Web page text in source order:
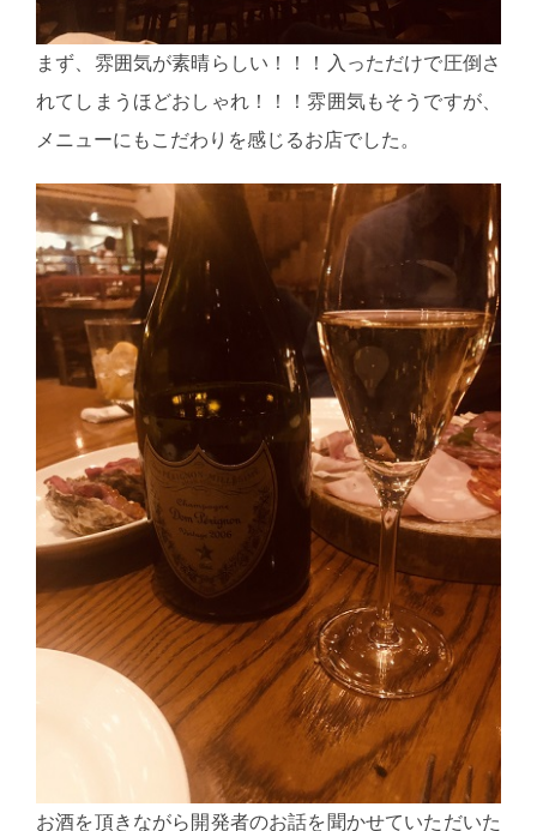
まず、雰囲気が素晴らしい！！！入っただけで圧倒さ
れてしまうほどおしゃれ！！！雰囲気もそうですが、
メニューにもこだわりを感じるお店でした。
お酒を頂きながら開発者のお話を聞かせていただいた